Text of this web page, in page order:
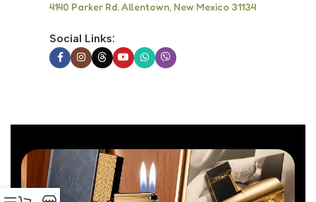
4140 Parker Rd. Allentown, New Mexico 31134
Social Links: